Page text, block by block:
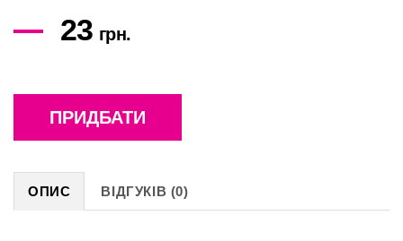
23 грн.
ПРИДБАТИ
ОПИС ВІДГУКІВ (0)